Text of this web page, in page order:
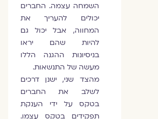
השמחה עצמה. החברים
יכולים להעריך את
המחווה, אבל יכול גם
להיות שהם יראו
בניסיונות ההגנה הללו
מעשה של התנשאות.
מהצד שני, ישנן דרכים
לשלב את החברים
בטקס על ידי הענקת
תפקידים בטקס עצמו.